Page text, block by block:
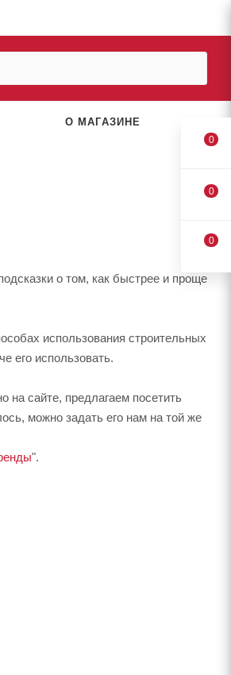
О МАГАЗИНЕ
о том, как быстрее и проще
использования строительных
его использовать.
на сайте, предлагаем посетить
можно задать его нам на той же
".
0
0
0